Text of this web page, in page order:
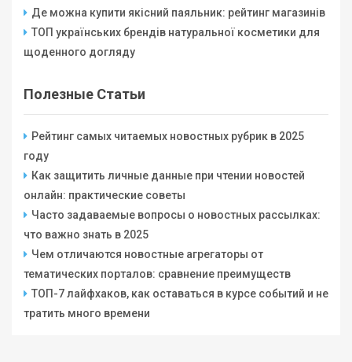
Де можна купити якісний паяльник: рейтинг магазинів
ТОП українських брендів натуральної косметики для
щоденного догляду
Полезные Статьи
Рейтинг самых читаемых новостных рубрик в 2025
году
Как защитить личные данные при чтении новостей
онлайн: практические советы
Часто задаваемые вопросы о новостных рассылках:
что важно знать в 2025
Чем отличаются новостные агрегаторы от
тематических порталов: сравнение преимуществ
ТОП-7 лайфхаков, как оставаться в курсе событий и не
тратить много времени